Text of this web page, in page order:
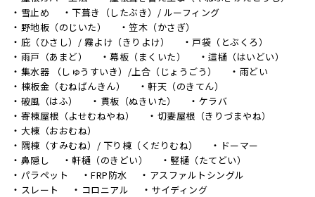
雪止め
下葺き（したぶき）/ ルーフィング
野地板（のじいた）
笠木（かさぎ）
庇（ひさし）/ 霧よけ（きりよけ）
戸袋（とぶくろ）
雨戸（あまど）
幕板（まくいた）
這樋（はいどい）
集水器 （しゅうすいき）/上合（じょうごう）
雨どい
棟板金（むねばんきん）
軒天（のきてん）
破風（はふ）
貫板（ぬきいた）
ケラバ
寄棟屋根（よせむねやね）
切妻屋根（きりづまやね）
大棟（おおむね）
隅棟（すみむね）/ 下り棟（くだりむね）
ドーマー
鼻隠し
軒樋（のきどい）
竪樋（たてどい）
パラペット
FRP防水
アスファルトシングル
スレート
コロニアル サイディング